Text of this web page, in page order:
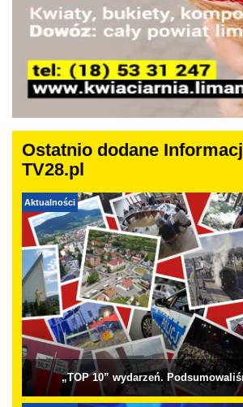
Ostatnio dodane
TV28.pl
Aktualności
„TOP 10” wydarzeń.